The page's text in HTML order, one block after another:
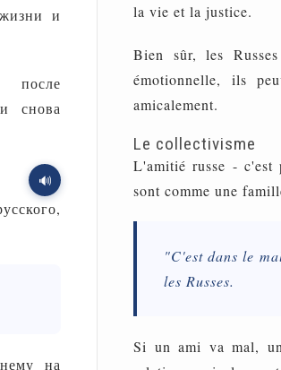
и
после
снова
🔊
на
la vie et la justice.
Bien sûr, les
émotionnelle, ils
amicalement.
Le collectivisme
L'amitié russe - c'est
sont comme une
"C'est dans le
les Russes.
Si un ami va mal,